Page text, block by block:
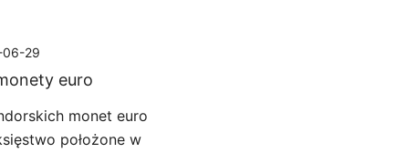
06-29
euro
monet euro
położone w